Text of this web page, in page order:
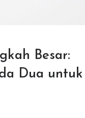
Besar:
Dua untuk